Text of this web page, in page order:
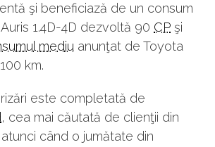
şi beneficiază de un consum
1.4D-4D dezvoltă 90 CP şi
mediu anunţat de Toyota
km.
este completată de
, cea mai căutată de clienţii din
atunci când o jumătate din